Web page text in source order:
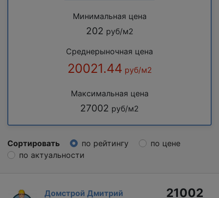
Минимальная цена
202 руб/м2
Среднерыночная цена
20021.44 руб/м2
Максимальная цена
27002 руб/м2
Сортировать по рейтингу
по цене
по актуальности
Домстрой Дмитрий
21002